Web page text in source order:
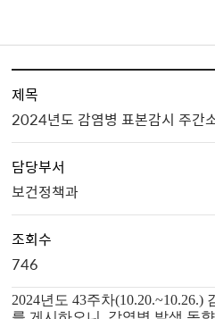
제목
2024년도 감염병 표본감시 주간
담당부서
보건정책과
조회수
746
2024년도 43주차(10.20.~10.26.)